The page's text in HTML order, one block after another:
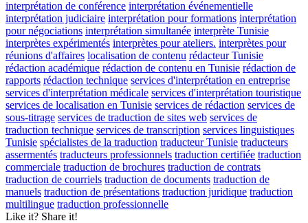
interprétation de conférence interprétation événementielle
interprétation judiciaire interprétation pour formations interprétation
pour négociations interprétation simultanée interprète Tunisie
interprètes expérimentés interprètes pour ateliers. interprètes pour
réunions d'affaires localisation de contenu rédacteur Tunisie
rédaction académique rédaction de contenu en Tunisie rédaction de
rapports rédaction technique services d'interprétation en entreprise
services d'interprétation médicale services d'interprétation touristique
services de localisation en Tunisie services de rédaction services de
sous-titrage services de traduction de sites web services de
traduction technique services de transcription services linguistiques
Tunisie spécialistes de la traduction traducteur Tunisie traducteurs
assermentés traducteurs professionnels traduction certifiée traduction
commerciale traduction de brochures traduction de contrats
traduction de courriels traduction de documents traduction de
manuels traduction de présentations traduction juridique traduction
multilingue traduction professionnelle
Like it? Share it!